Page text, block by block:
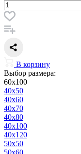
В корзину
Выбор размера:
60x100
40x50
40x60
40x70
40x80
40x100
40x120
50x50
50x60